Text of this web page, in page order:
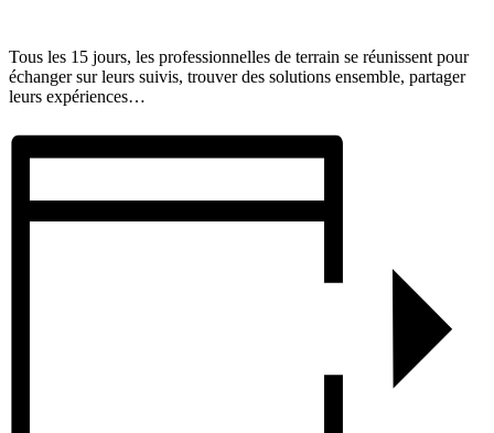
Tous les 15 jours, les professionnelles de terrain se réunissent pour
échanger sur leurs suivis, trouver des solutions ensemble, partager
leurs expériences…